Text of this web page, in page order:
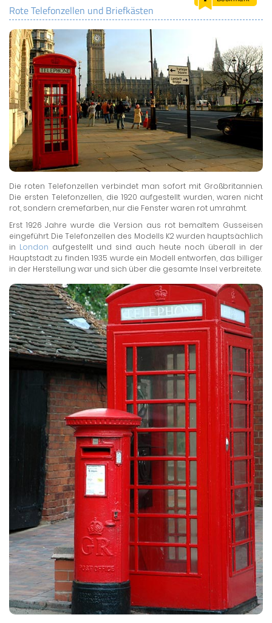
LAND & LEUTE
LERNCENTER
ENGLISCH
ENGLAND ZUHAUSE
BRITISH SHOP
Rote Telefonzellen und Briefkästen
Die roten Telefonzellen verbindet man sofort mit Großbritannien.
Die ersten Telefonzellen, die 1920 aufgestellt wurden, waren nicht
rot, sondern cremefarben, nur die Fenster waren rot umrahmt.
Erst 1926 Jahre wurde die Version aus rot bemaltem Gusseisen
eingeführt. Die Telefonzellen des Modells K2 wurden hauptsächlich
in London aufgestellt und sind auch heute noch überall in der
Hauptstadt zu finden. 1935 wurde ein Modell entworfen, das billiger
in der Herstellung war und sich über die gesamte Insel verbreitete.